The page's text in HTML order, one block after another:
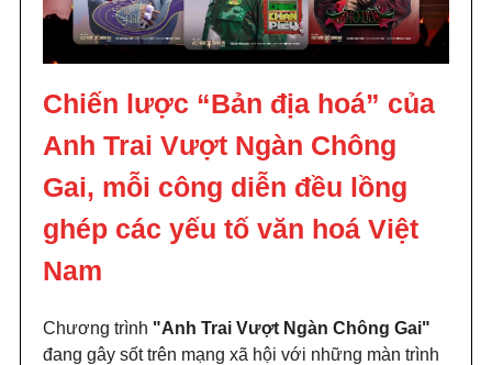
Chiến lược “Bản địa hoá” của
Anh Trai Vượt Ngàn Chông
Gai, mỗi công diễn đều lồng
ghép các yếu tố văn hoá Việt
Nam
Chương trình "Anh Trai Vượt Ngàn Chông Gai"
đang gây sốt trên mạng xã hội với những màn trình